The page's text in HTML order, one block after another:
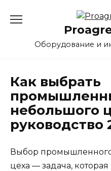
Оборудование и
Как выбрать
небольшого
руководство
Выбор
цеха — задача,